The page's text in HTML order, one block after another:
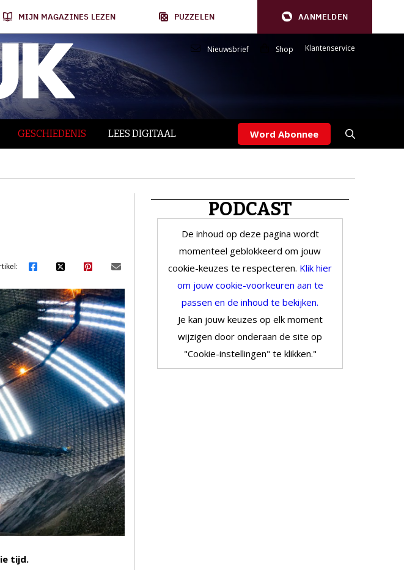
MIJN MAGAZINES LEZEN PUZZELEN AANMELDEN
Nieuwsbrief Shop Klantenservice
GESCHIEDENIS LEES DIGITAAL Word Abonnee
tijd.
PODCAST
De inhoud op deze pagina wordt
momenteel geblokkeerd om jouw
cookie-keuzes te respecteren. Klik hier
om jouw cookie-voorkeuren aan te
passen en de inhoud te bekijken.
Je kan jouw keuzes op elk moment
wijzigen door onderaan de site op
"Cookie-instellingen" te klikken."